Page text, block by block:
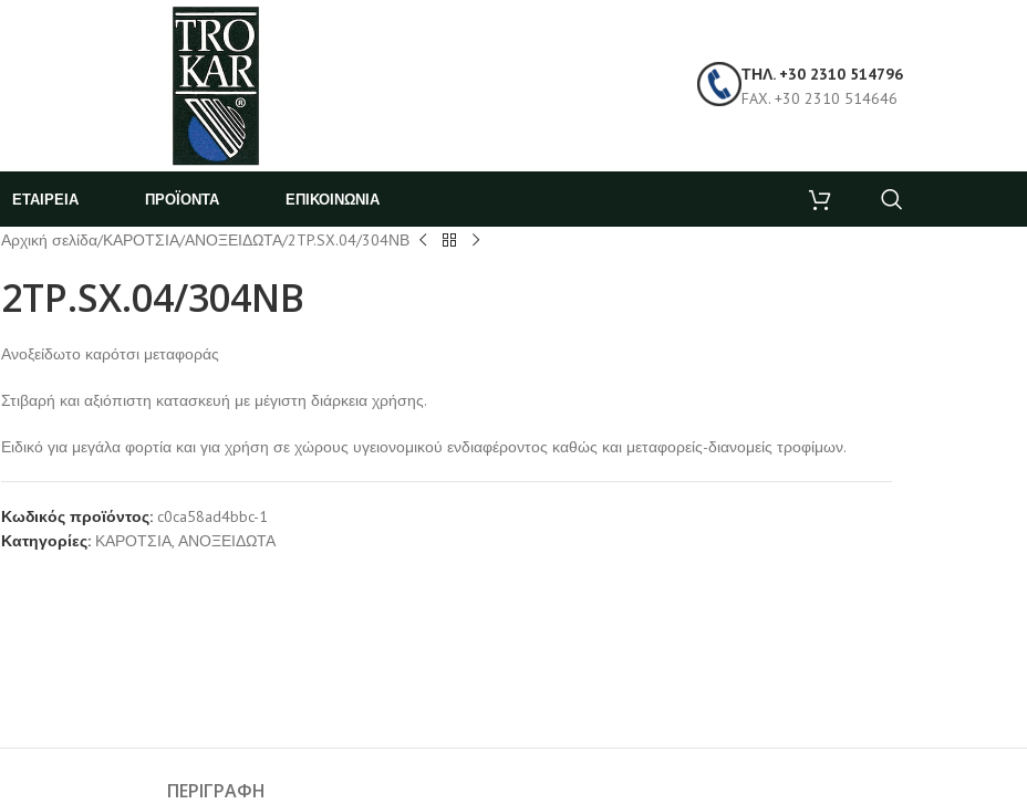
ΤΗΛ. +30 2310 514796
FAX. +30 2310 514646
ΕΤΑΙΡΕΙΑ ΠΡΟΪΟΝΤΑ ΕΠΙΚΟΙΝΩΝΙΑ
Αρχική σελίδα ΚΑΡΟΤΣΙΑ ΑΝΟΞΕΙΔΩΤΑ 2TP.SX.04/304ΝΒ
2TP.SX.04/304ΝΒ
Ανοξείδωτο καρότσι μεταφοράς
Στιβαρή και αξιόπιστη κατασκευή με μέγιστη διάρκεια χρήσης.
Ειδικό για μεγάλα φορτία και για χρήση σε χώρους υγειονομικού ενδιαφέροντος καθώς και μεταφορείς-διανομείς τροφίμων.
Κωδικός προϊόντος: c0ca58ad4bbc-1
Κατηγορίες: ΚΑΡΟΤΣΙΑ, ΑΝΟΞΕΙΔΩΤΑ
ΠΕΡΙΓΡΑΦΉ